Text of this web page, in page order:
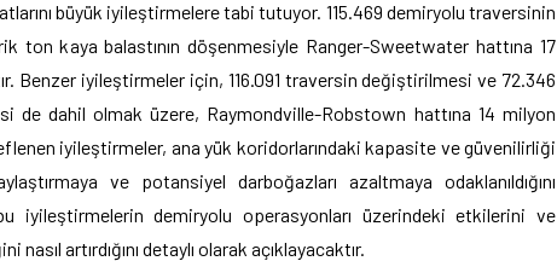
büyük iyileştirmelere tabi tutuyor. 115.469 demiryolu traversinin
ton kaya balastının döşenmesiyle Ranger-Sweetwater hattına 17
Benzer iyileştirmeler için, 116.091 traversin değiştirilmesi ve 72.346
de dahil olmak üzere, Raymondville-Robstown hattına 14 milyon
iyileştirmeler, ana yük koridorlarındaki kapasite ve güvenilirliği
ve potansiyel darboğazları azaltmaya odaklanıldığını
iyileştirmelerin demiryolu operasyonları üzerindeki etkilerini ve
nasıl artırdığını detaylı olarak açıklayacaktır.